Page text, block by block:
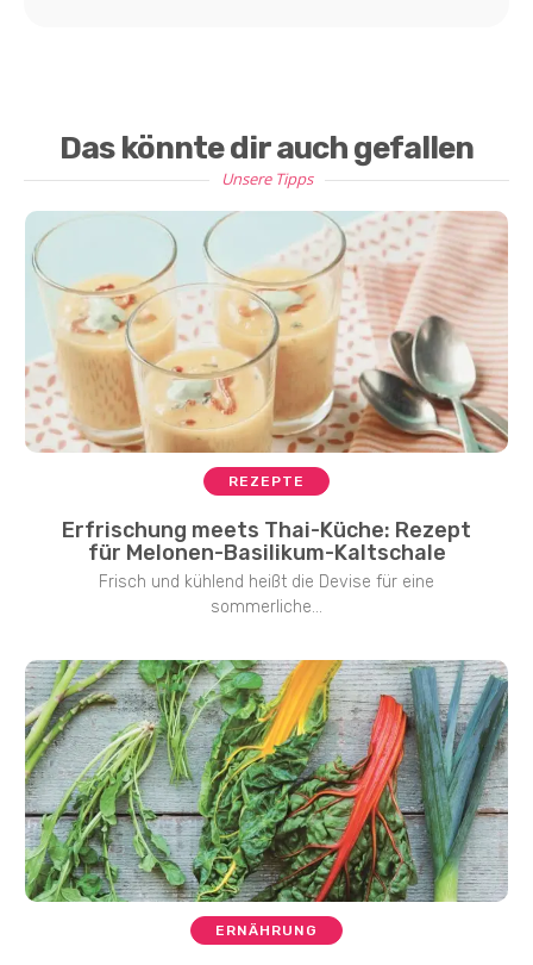
Das könnte dir auch gefallen
Unsere Tipps
REZEPTE
Erfrischung meets Thai-Küche: Rezept
für Melonen-Basilikum-Kaltschale
Frisch und kühlend heißt die Devise für eine
sommerliche...
ERNÄHRUNG